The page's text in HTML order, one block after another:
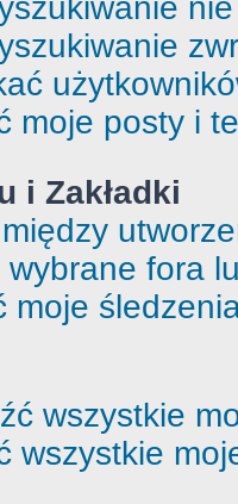
moje posty i
i Zakładki
fora
moje
wszystkie
wszystkie